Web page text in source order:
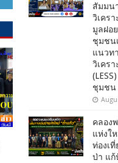
สัมมน
วิเคร
มูลฝอ
ชุมชน
แนวท
วิเคร
ชุมชน
คลอง
แห่งใ
ท่องเ
ป่า แก้